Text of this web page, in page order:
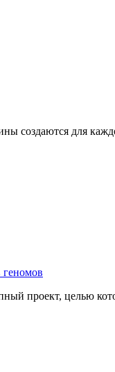
создаются для
проект, целью